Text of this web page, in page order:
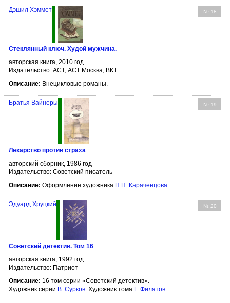
№ 18
Дэшил Хэммет
Стеклянный ключ. Худой мужчина.
авторская книга, 2010 год
Издательство: АСТ, АСТ Москва, ВКТ
Описание: Внецикловые романы.
№ 19
Братья Вайнеры
Лекарство против страха
авторский сборник, 1986 год
Издательство: Советский писатель
Описание: Оформление художника П.П. Караченцова
№ 20
Эдуард Хруцкий
Советский детектив. Том 16
авторская книга, 1992 год
Издательство: Патриот
Описание: 16 том серии «Советский детектив».
Художник серии В. Сурков. Художник тома Г. Филатов.